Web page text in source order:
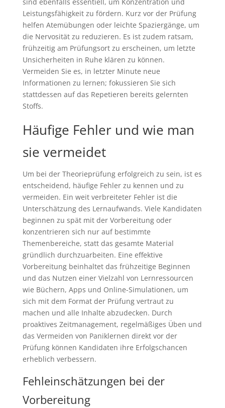
Leistungsfähigkeit zu fördern. Kurz vor der Prüfung
helfen Atemübungen oder leichte Spaziergänge, um
die Nervosität zu reduzieren. Es ist zudem ratsam,
frühzeitig am Prüfungsort zu erscheinen, um letzte
Unsicherheiten in Ruhe klären zu können.
Vermeiden Sie es, in letzter Minute neue
Informationen zu lernen; fokussieren Sie sich
stattdessen auf das Repetieren bereits gelernten
Stoffs.
Häufige Fehler und wie man
sie vermeidet
Um bei der Theorieprüfung erfolgreich zu sein, ist es
entscheidend, häufige Fehler zu kennen und zu
vermeiden. Ein weit verbreiteter Fehler ist die
Unterschätzung des Lernaufwands. Viele Kandidaten
beginnen zu spät mit der Vorbereitung oder
konzentrieren sich nur auf bestimmte
Themenbereiche, statt das gesamte Material
gründlich durchzuarbeiten. Eine effektive
Vorbereitung beinhaltet das frühzeitige Beginnen
und das Nutzen einer Vielzahl von Lernressourcen
wie Büchern, Apps und Online-Simulationen, um
sich mit dem Format der Prüfung vertraut zu
machen und alle Inhalte abzudecken. Durch
proaktives Zeitmanagement, regelmäßiges Üben und
das Vermeiden von Paniklernen direkt vor der
Prüfung können Kandidaten ihre Erfolgschancen
erheblich verbessern.
Fehleinschätzungen bei der
Vorbereitung